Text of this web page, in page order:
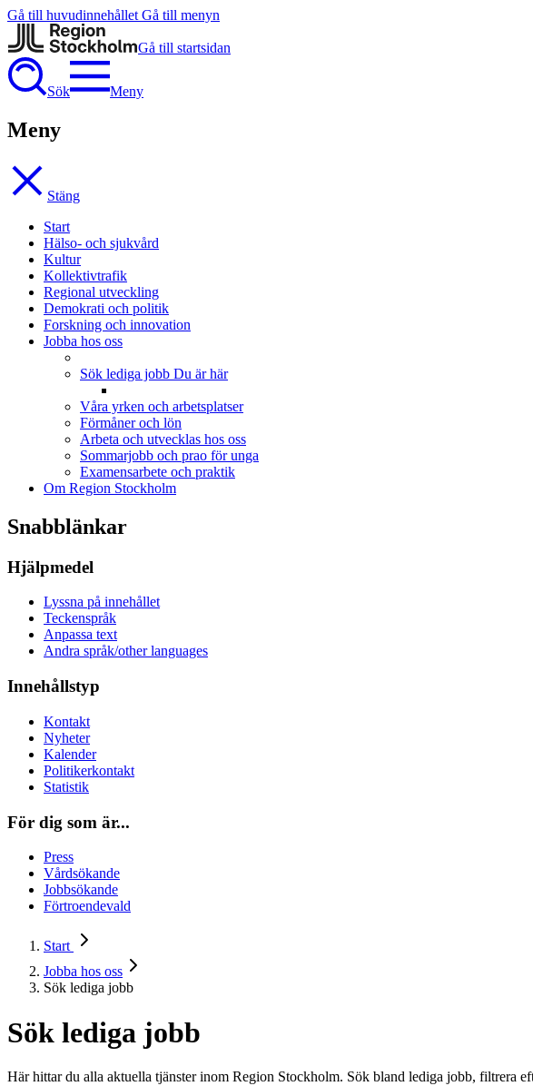
Gå till huvudinnehållet Gå till menyn
Gå till startsidan
Sök Meny
Meny
Stäng
Start
Hälso- och sjukvård
Kultur
Kollektivtrafik
Regional utveckling
Demokrati och politik
Forskning och innovation
Jobba hos oss
Sök lediga jobb Du är här
Våra yrken och arbetsplatser
Förmåner och lön
Arbeta och utvecklas hos oss
Sommarjobb och prao för unga
Examensarbete och praktik
Om Region Stockholm
Snabblänkar
Hjälpmedel
Lyssna på innehållet
Teckenspråk
Anpassa text
Andra språk/other languages
Innehållstyp
Kontakt
Nyheter
Kalender
Politikerkontakt
Statistik
För dig som är...
Press
Vårdsökande
Jobbsökande
Förtroendevald
Start
Jobba hos oss
Sök lediga jobb
Sök lediga jobb
Här hittar du alla aktuella tjänster inom Region Stockholm. Sök bland lediga jobb, filtrera